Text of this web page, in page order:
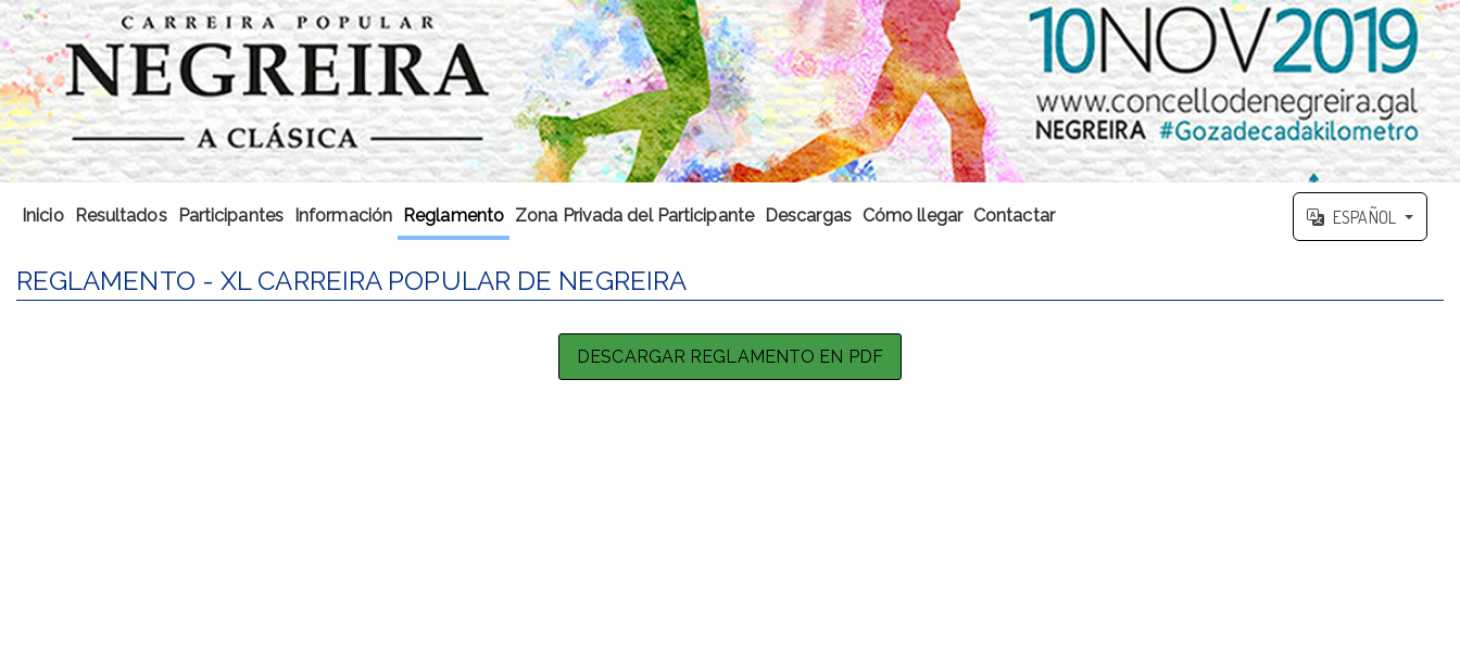
Inicio Resultados Participantes Información Reglamento Zona Privada del Participante Descargas Cómo llegar Contactar ESPAÑOL
REGLAMENTO - XL CARREIRA POPULAR DE NEGREIRA
DESCARGAR REGLAMENTO EN PDF